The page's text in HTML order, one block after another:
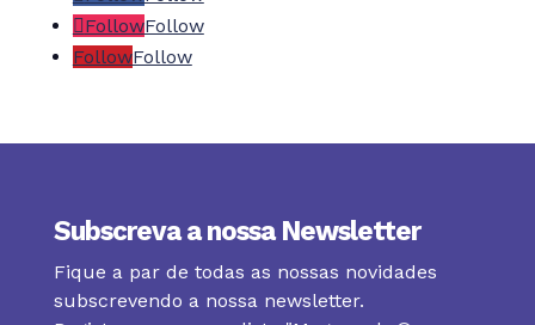
FollowFollow
FollowFollow
Subscreva a nossa Newsletter
Fique a par de todas as nossas novidades
subscrevendo a nossa newsletter.